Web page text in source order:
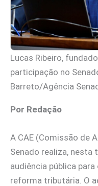
Lucas Ribeiro,
participação no
Barreto/Agência
Por Redação
A CAE (Comissão de
Senado realiza, nesta
audiência pública
reforma tributária. O